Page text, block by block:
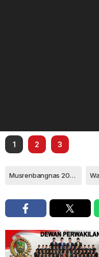
1 2 3
Musrenbangnas 2024